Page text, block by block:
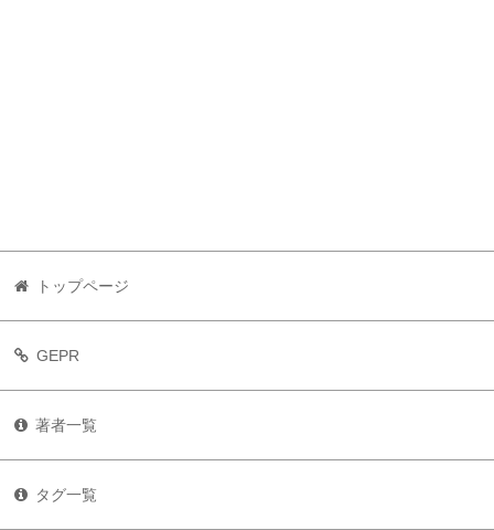
トップページ
GEPR
著者一覧
タグ一覧